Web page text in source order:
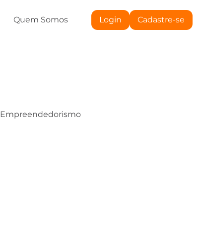
Quem Somos Login Cadastre-se
Empreendedorismo